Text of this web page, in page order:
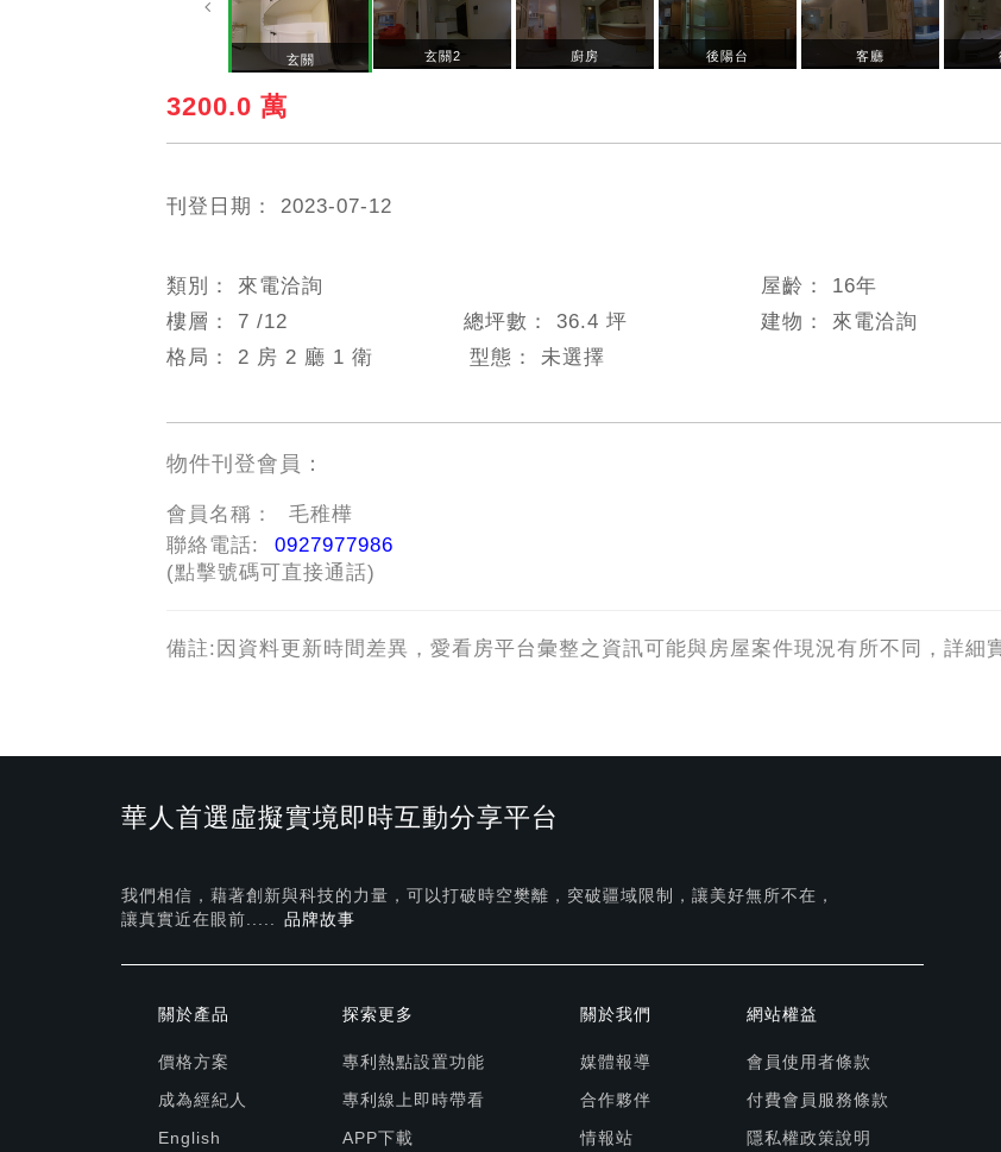
玄關 玄關2 廚房 後陽台 客廳
3200.0 萬
刊登日期： 2023-07-12
類別： 來電洽詢 屋齡： 16年
樓層： 7 /12 總坪數：36.4 坪 建物： 來電洽詢
格局： 2 房 2 廳 1 衛 型態：未選擇
物件刊登會員：
會員名稱：
毛稚樺
聯絡電話:
0927977986
(點擊號碼可直接通話)
備註:因資料更新時間差異，愛看房平台彙整之資訊可能與房屋案件現況有所不同，詳細
華人首選虛擬實境即時互動分享平台
我們相信，藉著創新與科技的力量，可以打破時空樊離，突破疆域限制，讓美好無所不在，
讓真實近在眼前..... 品牌故事
關於產品
價格方案
成為經紀人
English
探索更多
專利熱點設置功能
專利線上即時帶看
APP下載
關於我們
媒體報導
合作夥伴
情報站
網站權益
會員使用者條款
付費會員服務條款
隱私權政策說明